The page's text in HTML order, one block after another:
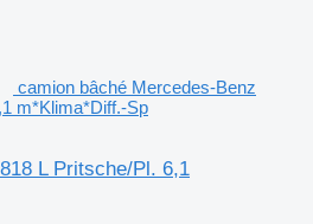
camion bâché Mercedes-Benz
m*Klima*Diff.-Sp
L Pritsche/Pl. 6,1